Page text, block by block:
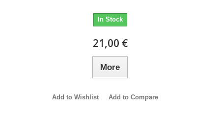
In Stock
21,00 €
More
Add to Wishlist Add to Compare